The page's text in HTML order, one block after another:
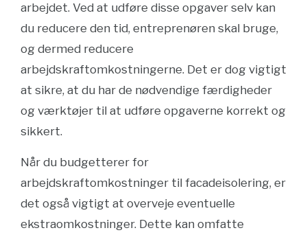
arbejdet. Ved at udføre disse opgaver selv kan
du reducere den tid, entreprenøren skal bruge,
og dermed reducere
arbejdskraftomkostningerne. Det er dog vigtigt
at sikre, at du har de nødvendige færdigheder
og værktøjer til at udføre opgaverne korrekt og
sikkert.
Når du budgetterer for
arbejdskraftomkostninger til facadeisolering, er
det også vigtigt at overveje eventuelle
ekstraomkostninger. Dette kan omfatte